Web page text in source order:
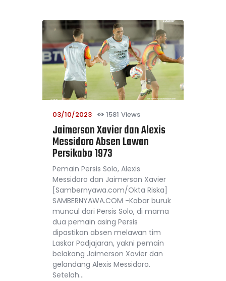
03/10/2023 1581 Views
Jaimerson Xavier dan Alexis
Messidoro Absen Lawan
Persikabo 1973
Pemain Persis Solo, Alexis
Messidoro dan Jaimerson Xavier
[Sambernyawa.com/Okta Riska]
SAMBERNYAWA.COM -Kabar buruk
muncul dari Persis Solo, di mama
dua pemain asing Persis
dipastikan absen melawan tim
Laskar Padjajaran, yakni pemain
belakang Jaimerson Xavier dan
gelandang Alexis Messidoro.
Setelah…